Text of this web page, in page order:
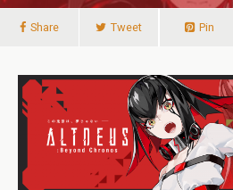
Share Tweet Pin